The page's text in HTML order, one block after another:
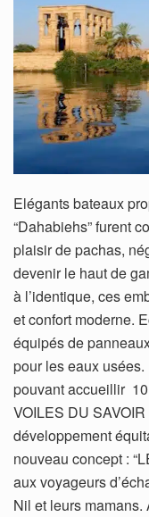
Elégants bateaux
“Dahabiehs” furent
plaisir de pachas,
devenir le haut de
à l’identique, ces
et confort moderne.
équipés de
pour les eaux
pouvant accueillir
VOILES DU
développement
nouveau concept :
aux voyageurs
Nil et leurs mamans.